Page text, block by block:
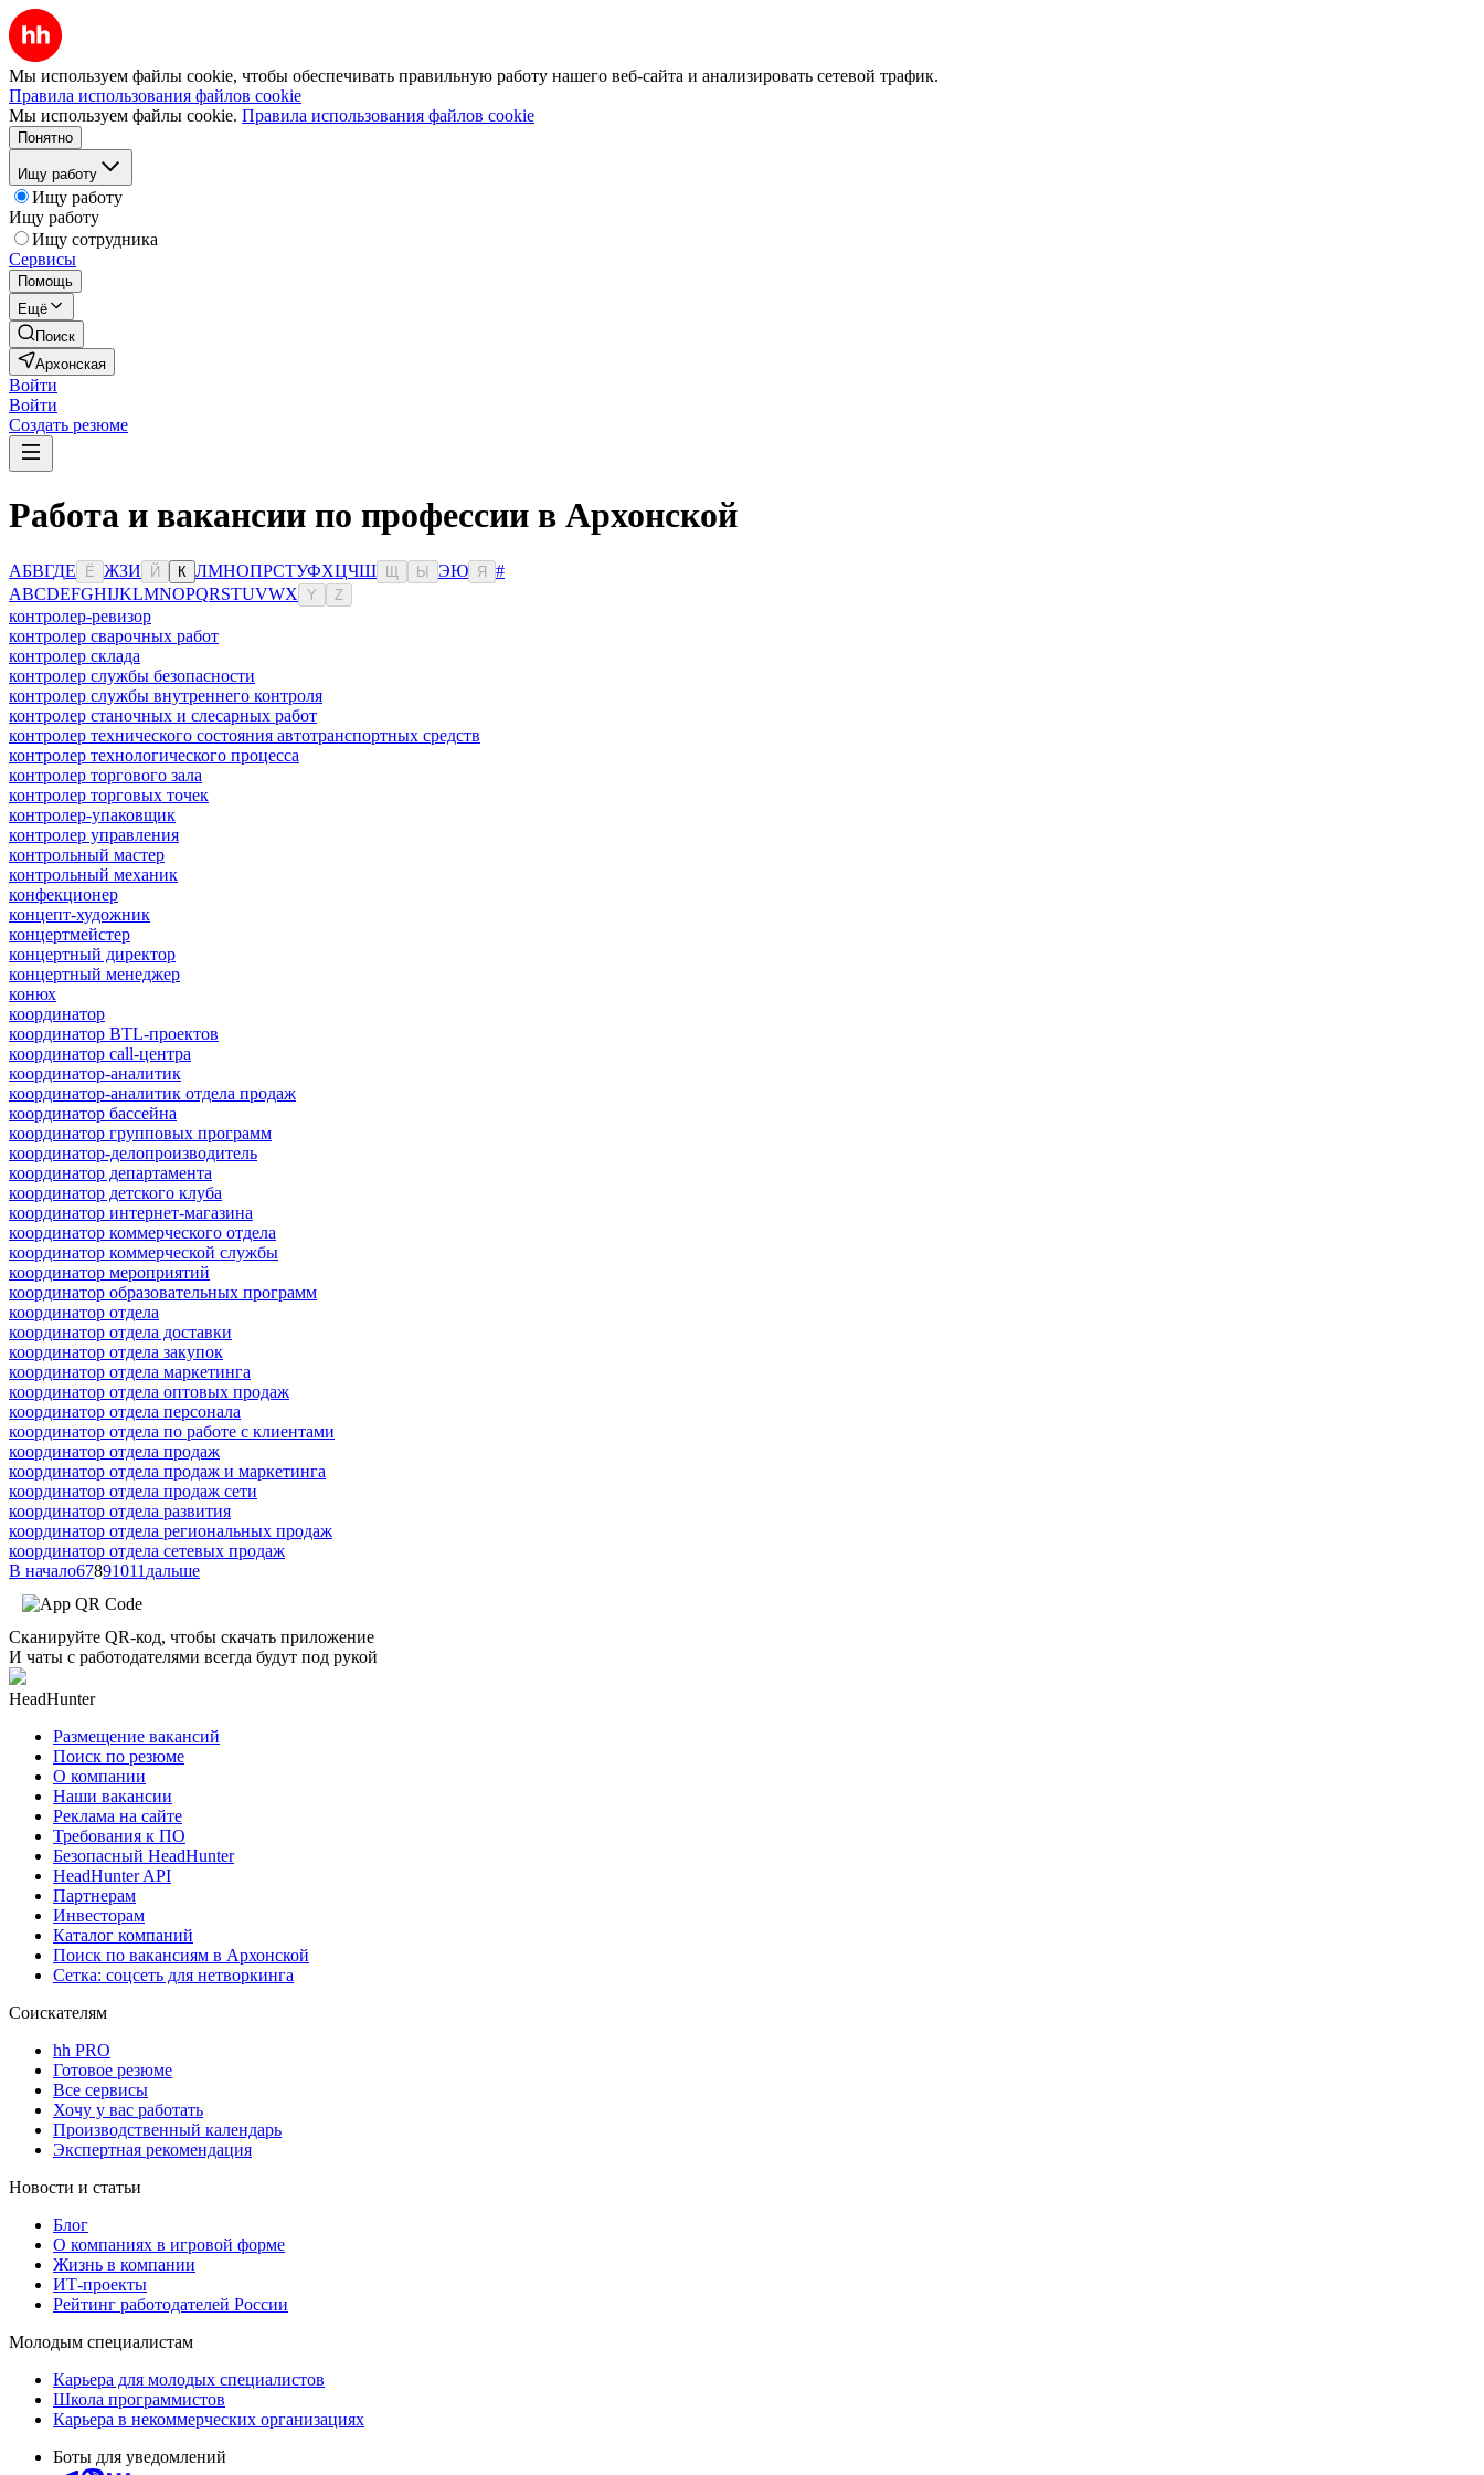
Мы используем файлы cookie, чтобы обеспечивать правильную работу нашего веб-сайта и анализировать сетевой трафик.
Правила использования файлов cookie
Мы используем файлы cookie. Правила использования файлов cookie
Понятно
Ищу работу
Ищу работу
Ищу работу
Ищу сотрудника
Сервисы
Помощь
Ещё
Поиск
Архонская
Войти
Войти
Создать резюме
Работа и вакансии по профессии в Архонской
АБВГДЕ Ё ЖЗИ Й К ЛМНОПРСТУФХЦЧШ Ы ЭЮ Я
#
ABCDEFGHIJKLMNOPQRSTUVWX Y Z
контролер-ревизор
контролер сварочных работ
контролер склада
контролер службы безопасности
контролер службы внутреннего контроля
контролер станочных и слесарных работ
контролер технического состояния автотранспортных средств
контролер технологического процесса
контролер торгового зала
контролер торговых точек
контролер-упаковщик
контролер управления
контрольный мастер
контрольный механик
конфекционер
концепт-художник
концертмейстер
концертный директор
концертный менеджер
конюх
координатор
координатор BTL-проектов
координатор call-центра
координатор-аналитик
координатор-аналитик отдела продаж
координатор бассейна
координатор групповых программ
координатор-делопроизводитель
координатор департамента
координатор детского клуба
координатор интернет-магазина
координатор коммерческого отдела
координатор коммерческой службы
координатор мероприятий
координатор образовательных программ
координатор отдела
координатор отдела доставки
координатор отдела закупок
координатор отдела маркетинга
координатор отдела оптовых продаж
координатор отдела персонала
координатор отдела по работе с клиентами
координатор отдела продаж
координатор отдела продаж и маркетинга
координатор отдела продаж сети
координатор отдела развития
координатор отдела региональных продаж
координатор отдела сетевых продаж
В начало67891011 дальше
Сканируйте QR-код, чтобы скачать приложение
И чаты с работодателями всегда будут под рукой
HeadHunter
Размещение вакансий
Поиск по резюме
О компании
Наши вакансии
Реклама на сайте
Требования к ПО
Безопасный HeadHunter
HeadHunter API
Партнерам
Инвесторам
Каталог компаний
Поиск по вакансиям в Архонской
Сетка: соцсеть для нетворкинга
Соискателям
hh PRO
Готовое резюме
Все сервисы
Хочу у вас работать
Производственный календарь
Экспертная рекомендация
Новости и статьи
Блог
О компаниях в игровой форме
Жизнь в компании
ИТ-проекты
Рейтинг работодателей России
Молодым специалистам
Карьера для молодых специалистов
Школа программистов
Карьера в некоммерческих организациях
Боты для уведомлений